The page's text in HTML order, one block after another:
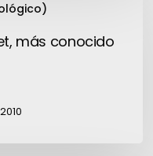
más conocido